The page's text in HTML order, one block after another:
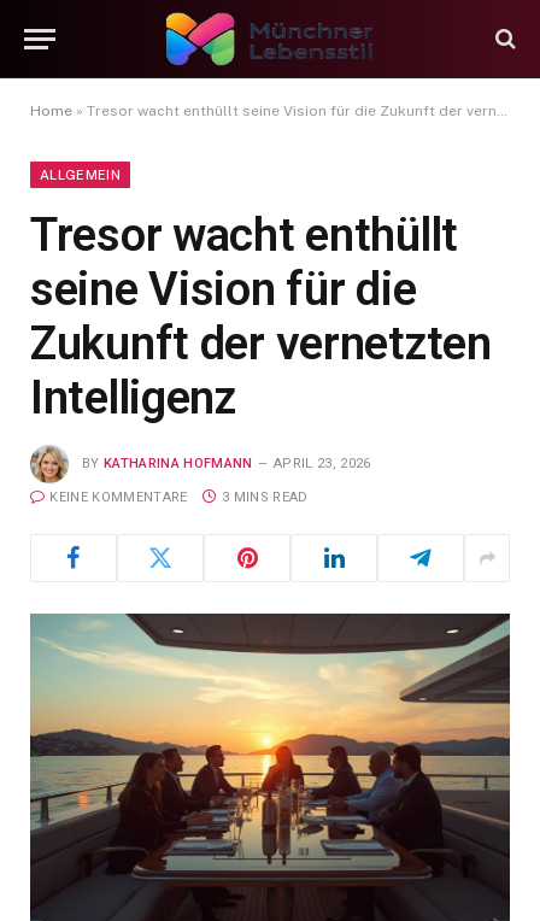
Home » Tresor wacht enthüllt seine Vision für die Zukunft der vernetzten Intelligenz
ALLGEMEIN
Tresor wacht enthüllt
seine Vision für die
Zukunft der vernetzten
Intelligenz
BY KATHARINA HOFMANN APRIL 23, 2026
KEINE KOMMENTARE 3 MINS READ